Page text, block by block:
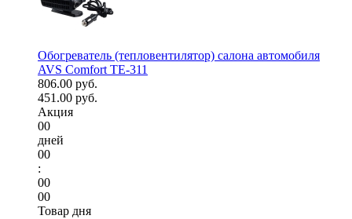
Обогреватель (тепловентилятор) салона автомобиля
AVS Comfort TE-311
806.00 руб.
451.00 руб.
Акция
00
дней
00
:
00
00
Товар дня